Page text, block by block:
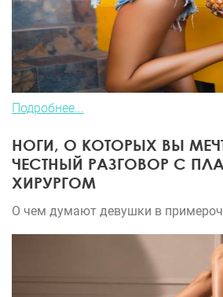
Подробнее...
НОГИ, О КОТОРЫХ ВЫ
ЧЕСТНЫЙ РАЗГОВОР С
ХИРУРГОМ
О чем думают девушки в